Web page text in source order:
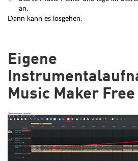
an.
Dann kann es losgehen.
Eigene
Music Maker Free